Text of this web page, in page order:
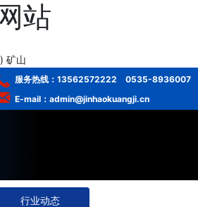
站
服务热线： 13562572222
0535-8936007
E-mail：admin@jinhaokuangji.cn
行业动态